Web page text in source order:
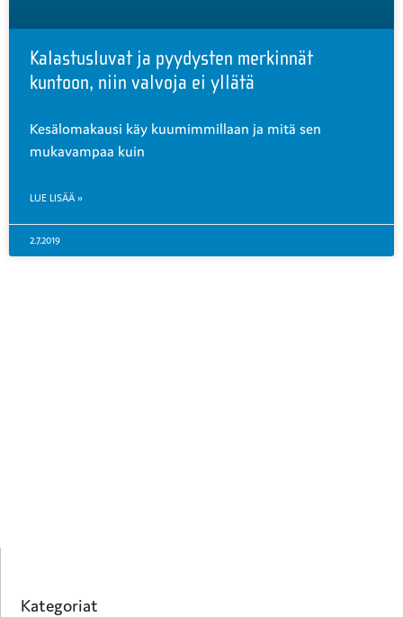
Kalastusluvat ja pyydysten merkinnät
kuntoon, niin valvoja ei yllätä
Kesälomakausi käy kuumimmillaan ja mitä sen
mukavampaa kuin
LUE LISÄÄ »
2.7.2019
Kategoriat